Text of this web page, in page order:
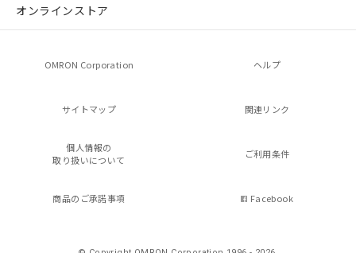
オンラインストア
OMRON Corporation ヘルプ
サイトマップ 関連リンク
個人情報の
取り扱いについて
ご利用条件
商品のご承諾事項 Facebook